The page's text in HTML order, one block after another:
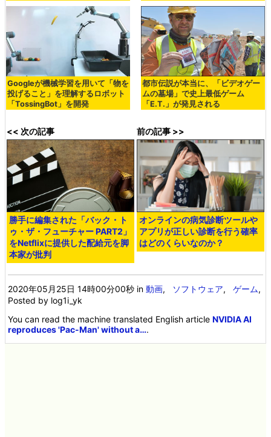
Googleが機械学習を用いて「物を
投げること」を理解するロボット
「TossingBot」を開発
都市伝説が本当に、「ビデオゲー
ムの墓場」で史上最低ゲーム
「E.T.」が発見される
<< 次の記事
勝手に編集された「バック・ト
ゥ・ザ・フューチャー PART2」
をNetflixに提供した配給元を脚
本家が批判
前の記事 >>
オンラインの病気診断ツールや
アプリが正しい診断を行う確率
はどのくらいなのか？
2020年05月25日 14時00分00秒 in動画, ソフトウェア,ゲーム,
Posted by log1i_yk
You can read the machine translated English articleNVIDIA AI
reproduces 'Pac-Man' without a….